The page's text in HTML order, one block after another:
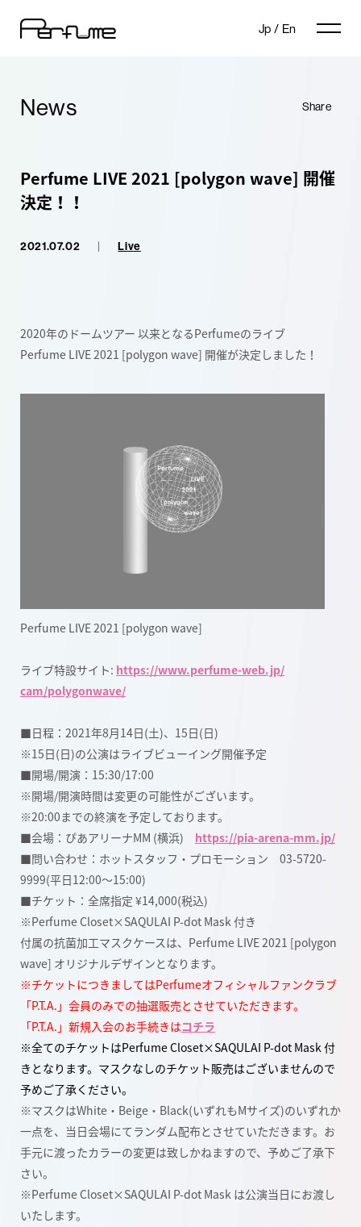
Jp / En
News Share
Perfume LIVE 2021 [polygon wave] 開催
決定！！
2021.07.02 | Live
2020年のドームツアー 以来となるPerfumeのライブ
Perfume LIVE 2021 [polygon wave] 開催が決定しました！
Perfume LIVE 2021 [polygon wave]
ライブ特設サイト: https://www.perfume-web.jp/
cam/polygonwave/
■日程：2021年8月14日(土)、15日(日)
※15日(日)の公演はライブビューイング開催予定
■開場/開演：15:30/17:00
※開場/開演時間は変更の可能性がございます。
※20:00までの終演を予定しております。
■会場：ぴあアリーナMM (横浜) https://pia-arena-mm.jp/
■問い合わせ：ホットスタッフ・プロモーション 03-5720-
9999(平日12:00〜15:00)
■チケット： 全席指定 ¥14,000(税込)
※Perfume Closet×SAQULAI P-dot Mask 付き
付属の抗菌加工マスクケースは、Perfume LIVE 2021 [polygon
wave] オリジナルデザインとなります。
※チケットにつきましてはPerfumeオフィシャルファンクラブ
「P.T.A.」会員のみでの抽選販売とさせていただきます。
「P.T.A.」新規入会のお手続きはコチラ
※全てのチケットはPerfume Closet×SAQULAI P-dot Mask 付
きとなります。マスクなしのチケット販売はございませんので
予めご了承ください。
※マスクはWhite・Beige・Black(いずれもMサイズ)のいずれか
一点を、当日会場にてランダム配布とさせていただきます。お
手元に渡ったカラーの変更は致しかねますので、予めご了承下
さい。
※Perfume Closet×SAQULAI P-dot Mask は公演当日にお渡し
いたします。